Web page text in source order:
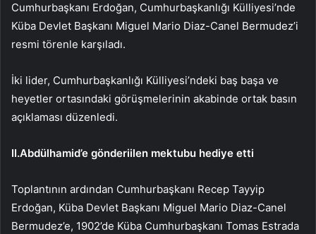
Cumhurbaşkanı Erdoğan, Cumhurbaşkanlığı Külliyesi’nde
Küba Devlet Başkanı Miguel Mario Diaz-Canel Bermudez’i
resmi törenle karşıladı.
İki lider, Cumhurbaşkanlığı Külliyesi’ndeki baş başa ve
heyetler ortasındaki görüşmelerinin akabinde ortak basın
açıklaması düzenledi.
II.Abdülhamid’e gönderiilen mektubu hediye etti
Toplantının ardından Cumhurbaşkanı Recep Tayyip
Erdoğan, Küba Devlet Başkanı Miguel Mario Diaz-Canel
Bermudez’e, 1902’de Küba Cumhurbaşkanı Tomas Estrada